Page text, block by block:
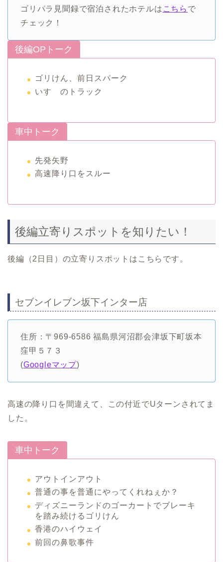
ゴリパラ見聞録で宿泊されたホテルは こちら で
チェック！
後編OPトーク
ゴリけん、前日スパーク
いすゞのトラック
車中トーク
先発矢野
高速降り口をスルー
後編立寄りスポットを知りたい！
後編（2日目）の立寄りスポットはこちらです。
セブンイレブン坂下インター店
住所：〒969-6586 福島県河沼郡会津坂下町坂本
窪甲５７３
(Googleマップ)
高速の降り口を間違えて、この付近でUターンされてま
した。
車中トーク
アウトインアウト
普通の事を普通にやってくれねぇか？
ディズニーランドのゴーカートでブレーキ
を踏み続けるゴリけん
香港のハイウェイ
前回の鼻歌事件